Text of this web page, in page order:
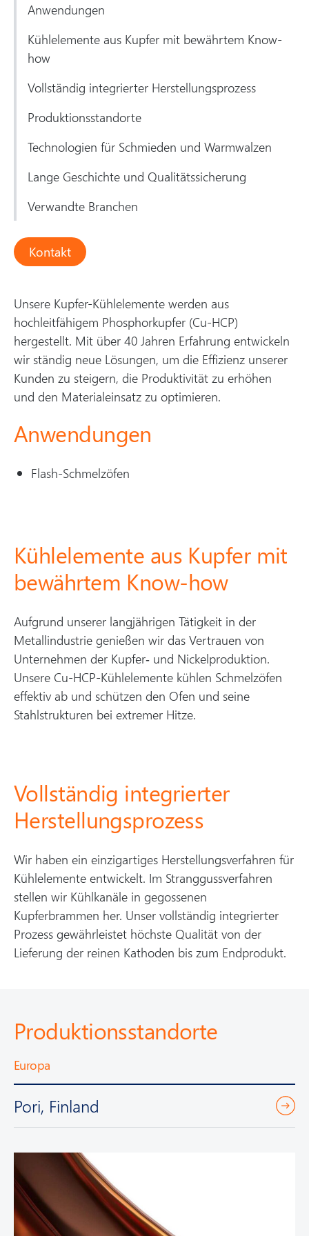
Anwendungen
Kühlelemente aus Kupfer mit bewährtem Know-
how
Vollständig integrierter Herstellungsprozess
Produktionsstandorte
Technologien für Schmieden und Warmwalzen
Lange Geschichte und Qualitätssicherung
Verwandte Branchen
Kontakt
Unsere Kupfer-Kühlelemente werden aus
hochleitfähigem Phosphorkupfer (Cu-HCP)
hergestellt. Mit über 40 Jahren Erfahrung entwickeln
wir ständig neue Lösungen, um die Effizienz unserer
Kunden zu steigern, die Produktivität zu erhöhen
und den Materialeinsatz zu optimieren.
Anwendungen
Flash-Schmelzöfen
Kühlelemente aus Kupfer mit
bewährtem Know-how
Aufgrund unserer langjährigen Tätigkeit in der
Metallindustrie genießen wir das Vertrauen von
Unternehmen der Kupfer‑ und Nickelproduktion.
Unsere Cu-HCP-Kühlelemente kühlen Schmelzöfen
effektiv ab und schützen den Ofen und seine
Stahlstrukturen bei extremer Hitze.
Vollständig integrierter
Herstellungsprozess
Wir haben ein einzigartiges Herstellungsverfahren für
Kühlelemente entwickelt. Im Stranggussverfahren
stellen wir Kühlkanäle in gegossenen
Kupferbrammen her. Unser vollständig integrierter
Prozess gewährleistet höchste Qualität von der
Lieferung der reinen Kathoden bis zum Endprodukt.
Produktionsstandorte
Europa
Pori, Finland